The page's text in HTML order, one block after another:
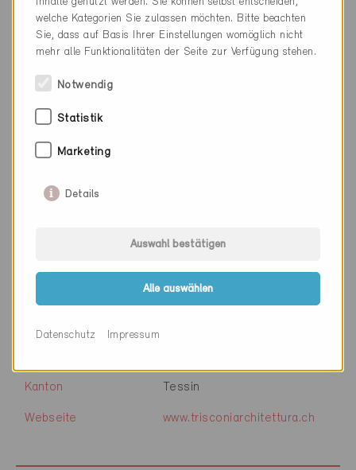
Webseite www.ews.ch
Firma
PLZ
Ort
Webseite
Firma
Sagl
Kanton Tessin
Webseite www.trisconiarchitettura.ch
welche Kategorien Sie zulassen möchten. Bitte beachten
Sie, dass auf Basis Ihrer Einstellungen womöglich nicht
mehr alle Funktionalitäten der Seite zur Verfügung stehen.
Notwendig
Statistik
Marketing
Details
Auswahl bestätigen
Alle auswählen
Datenschutz Impressum